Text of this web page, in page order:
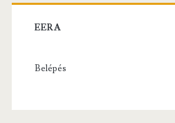
EERA
Belépés